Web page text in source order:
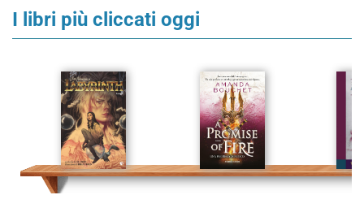
I libri più cliccati oggi